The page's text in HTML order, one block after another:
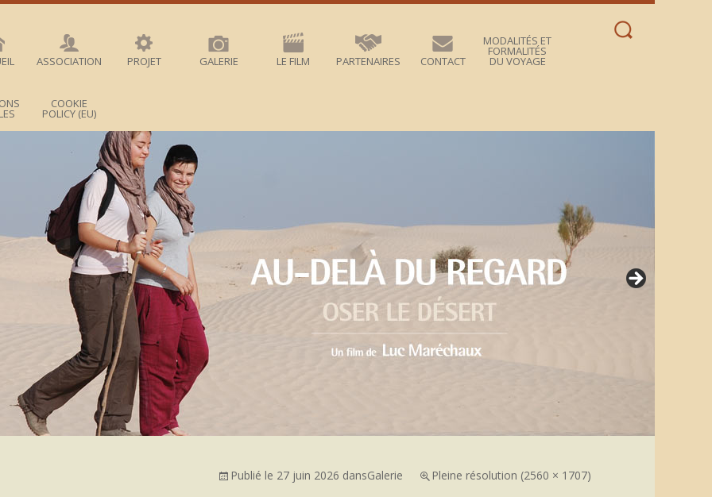
ASSOCIATION PROJET GALERIE LE FILM PARTENAIRES CONTACT
MODALITÉS ET
FORMALITÉS
DU VOYAGE
COOKIE
POLICY (EU)
Rechercher :
Publié le 27 juin 2026 dansGalerie Pleine résolution (2560 × 1707)